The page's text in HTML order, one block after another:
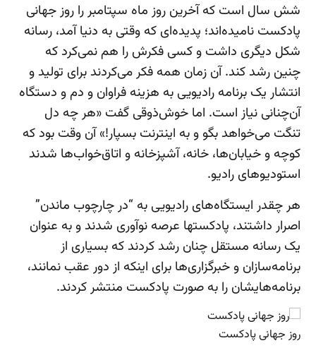
شش سال است که آخرین روز ماه سپتامبر را روز جهانی
پادکست نامیده‌اند؛ پدیده‌ای که وقتی به دنیا آمد، رسانه
شکل دیگری داشت و کسی فکرش را هم نمی‌کرد که
چنین رشد کند. آن زمان همه فکر می‌کردند برای تولید و
انتشار یک برنامه رادیویی به هزینه فراوان و دم و دستگاه
آن‌چنانی نیاز است. اما خوش‌ذوقی گفت «هر چه دل
تنگت می‌خواهد بگو و به اینترنت بسپار!» آن وقت بود که
کوچه و خیابان‌ها، خانه، آشپزخانه و اتاق‌خواب‌ها شدند
استودیوهای رادیو.
هر چقدر ایستگاه‌های رادیویی به “در چارچوب ماندن”
اصرار داشتند، پادکستها عرصه نوآوری شدند و به عنوان
یک رسانه مستقل چنان رشد کردند که بسیاری از
برنامه‌سازان و خبرگزاری‌ها برای اینکه از دور عقب نمانند،
برنامه‌هایشان را به صورت پادکست منتشر کردند.
روز جهانی پادکست